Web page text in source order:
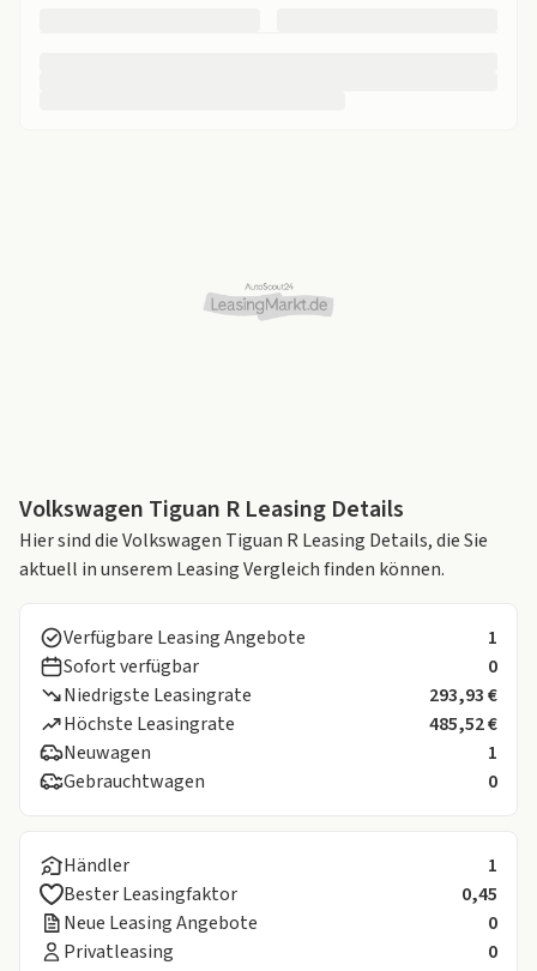
Volkswagen Tiguan R Leasing Details
Hier sind die Volkswagen Tiguan R Leasing Details, die Sie
aktuell in unserem Leasing Vergleich finden können.
Verfügbare Leasing Angebote
1
Sofort verfügbar
0
Niedrigste Leasingrate
293,93 €
Höchste Leasingrate
485,52 €
Neuwagen
1
Gebrauchtwagen
0
Händler
1
Bester Leasingfaktor
0,45
Neue Leasing Angebote
0
Privatleasing
0